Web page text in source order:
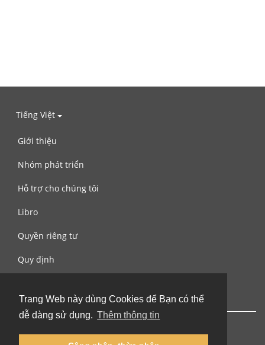
Trang Web này dùng Cookies để Bạn có thể
dễ dàng sử dụng. Thêm thông tin
Tiếng Việt
Giới thiệu
Nhóm phát triển
Hỗ trợ cho chúng tôi
Libro
Quyền riêng tư
Quy định